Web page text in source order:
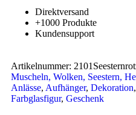
Direktversand
+1000 Produkte
Kundensupport
Artikelnummer:
Muscheln, Wolken, Seestern,
Anlässe, Aufhänger, Dekoration,
Farbglasfigur, Geschenk